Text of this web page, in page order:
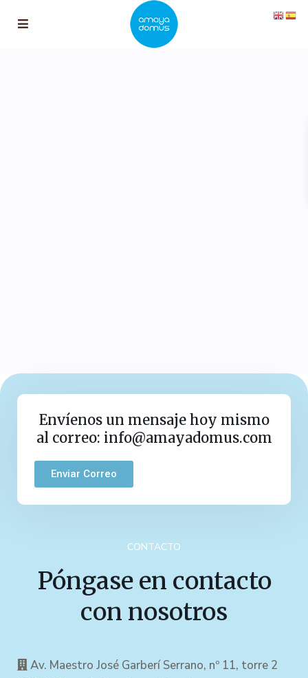
Envíenos un mensaje hoy mismo
al correo: info@amayadomus.com
Enviar Correo
CONTACTO
Póngase en contacto
con nosotros
Av. Maestro José Garberí Serrano, nº 11, torre 2